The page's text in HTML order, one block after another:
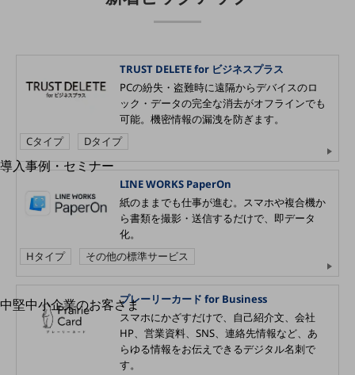
お手続き
別ウィンドウで開きます
サービスをご利用中のお客さま
導入事例・セミナー
最新の導入事例や注目の導入事例をご紹介します
開催・出展する各種セミナー、イベント情報をご紹介します
別ウィンドウで開きます
中堅中小企業のお客さま
NTTドコモビジネスウォッチ
ビジネスお役立ち情報
旬な話題やお役立ち資料などDXの課題を
TRUST DELETE for ビジネスプラス
PCの紛失・盗難時に遠隔からデバイスのロ
ック・データの完全な消去がオフラインでも
可能。機密情報の漏洩を防ぎます。
Cタイプ
Dタイプ
LINE WORKS PaperOn
紙のままでも仕事が進む。スマホや複合機か
ら書類を撮影・送信するだけで、即データ
化。
Hタイプ
その他の標準サービス
プレーリーカード for Business
スマホにかざすだけで、自己紹介文、会社
HP、営業資料、SNS、連絡先情報など、あ
らゆる情報をお伝えできるデジタル名刺で
す。